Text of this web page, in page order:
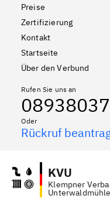
Preise
Zertifizierung
Kontakt
Startseite
Über den Verbund
Rufen Sie uns an
Oder
Rückruf
KVU
Klempner
Unterwaldmühle